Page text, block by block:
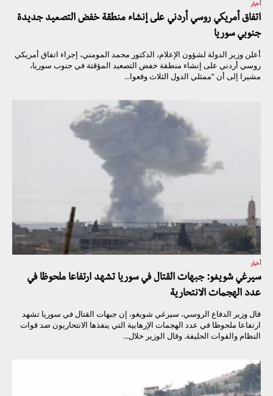
أخبار
اتفاق أمريكي روسي أردني على إنشاء منطقة خفض التصعيد جديدة
جنوبي سوريا
أعلن وزير الدولة لشؤون الإعلام، الدكتور محمد المومني، إجراء اتفاق أمريكي
روسي أردني على إنشاء منطقة خفض التصعيد المؤقتة في جنوب سوريا،
مشيرا إلى أن “ممثلي الدول الثلاث وقعوا...
أخبار
سيرغي شويغو: جبهات القتال في سوريا تشهد ارتفاعا ملحوظا في
عدد الهجمات الانتحارية
قال وزير الدفاع الروسي، سيرغي شويغو، إن جبهات القتال في سوريا تشهد
ارتفاعا ملحوظا في عدد الهجمات الإرهابية التي ينفذها الانتحاريون ضد قوات
النظام والقوات الحليفة. وقال الوزير خلال...